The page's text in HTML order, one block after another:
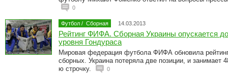
0
Футбол / Сборная 14.03.2013
Рейтинг ФИФА. Сборная Украины опускается до
уровня Гондураса
Мировая федерация футбола ФИФА обновила
сборных. Украина потеряла две позиции, и занимает
ю строчку.
0